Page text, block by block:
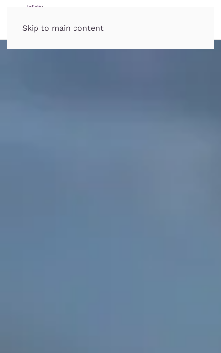
Skip to main content